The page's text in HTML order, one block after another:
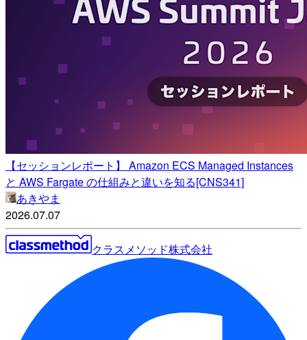
【セッションレポート】 Amazon ECS Managed Instances
と AWS Fargate の仕組みと違いを知る[CNS341]
あきやま
2026.07.07
クラスメソッド株式会社